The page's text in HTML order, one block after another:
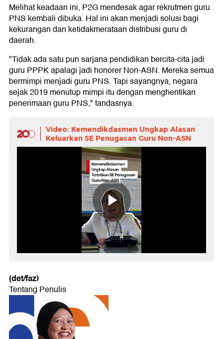
Melihat keadaan ini, P2G mendesak agar rekrutmen guru
PNS kembali dibuka. Hal ini akan menjadi solusi bagi
kekurangan dan ketidakmerataan distribusi guru di
daerah.
"Tidak ada satu pun sarjana pendidikan bercita-cita jadi
guru PPPK apalagi jadi honorer Non-ASN. Mereka semua
bermimpi menjadi guru PNS. Tapi sayangnya, negara
sejak 2019 menutup mimpi itu dengan menghentikan
penerimaan guru PNS," tandasnya.
Video: Kemendikdasmen Ungkap Alasan
Keluarkan SE Penugasan Guru Non-ASN
(det/faz)